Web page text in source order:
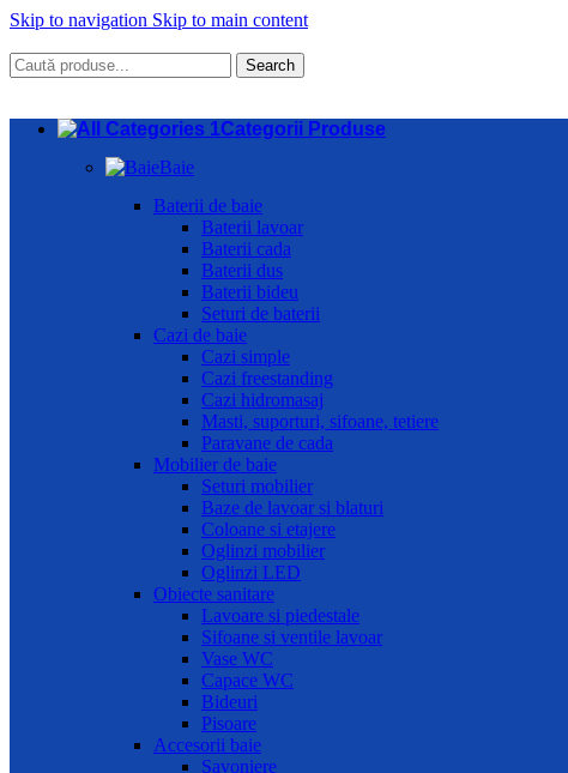
Skip to navigation Skip to main content
Search
Categorii Produse
Baie
Baterii de baie
Baterii lavoar
Baterii cada
Baterii dus
Baterii bideu
Seturi de baterii
Cazi de baie
Cazi simple
Cazi freestanding
Cazi hidromasaj
Masti, suporturi, sifoane, tetiere
Paravane de cada
Mobilier de baie
Seturi mobilier
Baze de lavoar si blaturi
Coloane si etajere
Oglinzi mobilier
Oglinzi LED
Obiecte sanitare
Lavoare si piedestale
Sifoane si ventile lavoar
Vase WC
Capace WC
Bideuri
Pisoare
Accesorii baie
Savoniere